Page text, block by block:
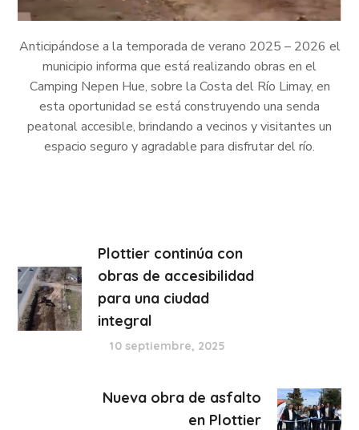
Anticipándose a la temporada de verano 2025 – 2026 el
municipio informa que está realizando obras en el
Camping Nepen Hue, sobre la Costa del Río Limay, en
esta oportunidad se está construyendo una senda
peatonal accesible, brindando a vecinos y visitantes un
espacio seguro y agradable para disfrutar del río.
Plottier continúa con
obras de accesibilidad
para una ciudad
integral
10 septiembre, 2025
Nueva obra de asfalto
en Plottier